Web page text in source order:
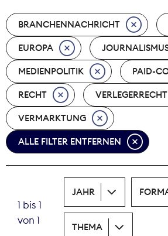
Nachhaltigkeit
Nachwuchs
Nova Award
Pressefreiheit
Print
Theodor-Wolff-Preis
BRANCHENNACHRICHT
EUROPA
MEDIENPOLITIK PAID-
RECHT VERLEGERRECHT
VERMARKTUNG
ALLE FILTER ENTFERNEN
1 bis 1
von 1
JAHR
THEMA